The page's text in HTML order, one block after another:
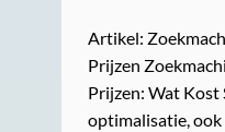
Artikel:
Prijzen
Prijzen: Wat Kost
optimalisatie, ook